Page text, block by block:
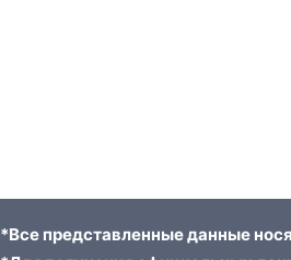
*Все представленные данные